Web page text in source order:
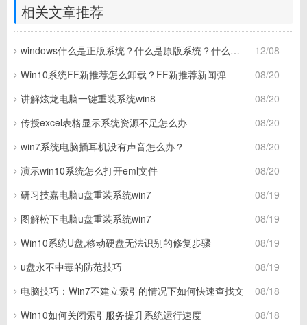
相关文章推荐
12/08
windows什么是正版系统？什么是原版系统？什么是盗版系统？
08/20
Win10系统FF新推荐怎么卸载？FF新推荐新闻弹
08/20
讲解炫龙电脑一键重装系统win8
08/20
传授excel表格显示系统资源不足怎么办
08/20
win7系统电脑插耳机没有声音怎么办？
08/20
演示win10系统怎么打开eml文件
08/19
研习技嘉电脑u盘重装系统win7
08/19
图解松下电脑u盘重装系统win7
08/19
Win10系统U盘,移动硬盘无法识别的修复步骤
08/19
u盘永不中毒的防范技巧
08/18
电脑技巧：Win7不建立索引的情况下如何快速查找文
08/18
Win10如何关闭索引服务提升系统运行速度